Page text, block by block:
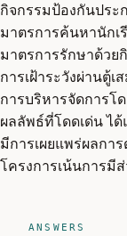
กิจกรรมป้องกันประ
มาตรการค้นหานักเ
มาตรการรักษาด้ว
การเฝ้าระวังผ่านตู้
การบริหารจัดการโ
ผลลัพธ์ที่โดดเด่น ไ
มีการเผยแพร่ผลกา
โครงการเน้นการมี
ANSWERS